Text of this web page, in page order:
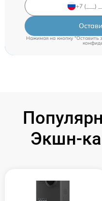
Нажимая на кнопку "Оставить
Экшн-